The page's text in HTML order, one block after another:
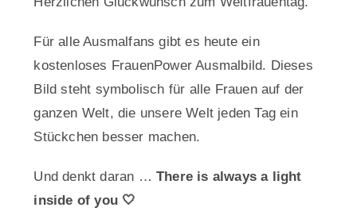
Für alle Ausmalfans gibt es heute ein
kostenloses FrauenPower Ausmalbild. Dieses
Bild steht symbolisch für alle Frauen auf der
ganzen Welt, die unsere Welt jeden Tag ein
Stückchen besser machen.
Und denkt daran …There is always a light
inside of you 🤍